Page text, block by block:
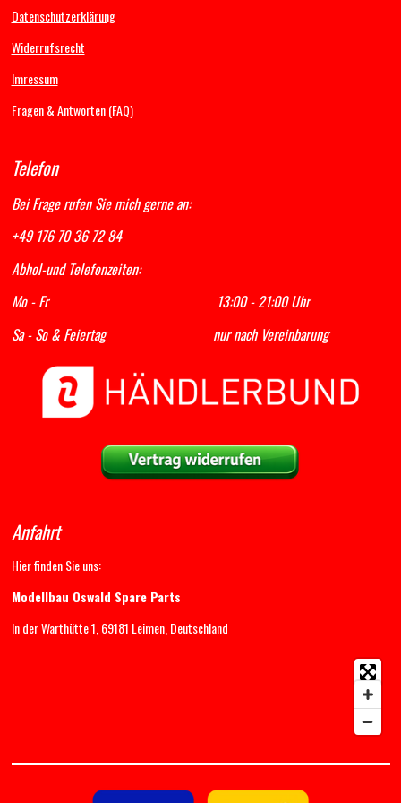
o
r
m
e
Datenschutzerklärung
Widerrufsrecht
Imressum
Fragen & Antworten (FAQ)
Telefon
Bei Frage rufen Sie mich gerne an:
+49 176 70 36 72 84
Abhol-und Telefonzeiten:
Mo - Fr 13:00 - 21:00 Uhr
Sa - So & Feiertag nur nach Vereinbarung
Anfahrt
Hier finden Sie uns:
Modellbau Oswald Spare Parts
In der Warthütte 1, 69181 Leimen, Deutschland